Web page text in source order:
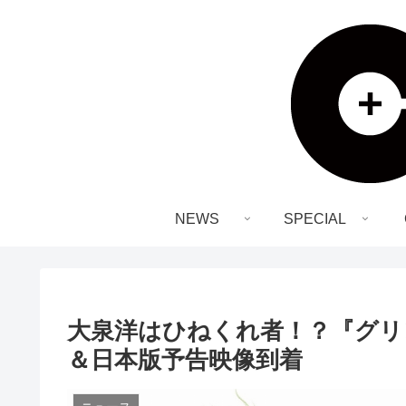
NEWS SPECIAL
大泉洋はひねくれ者！？『グ
＆日本版予告映像到着